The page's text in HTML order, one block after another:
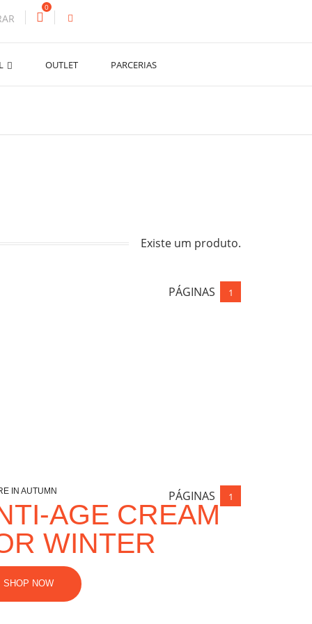
0
OUTLET PARCERIAS
Existe um produto.
PÁGINAS 1
PÁGINAS 1
IN AUTUMN
AGE CREAM
WINTER
SHOP NOW